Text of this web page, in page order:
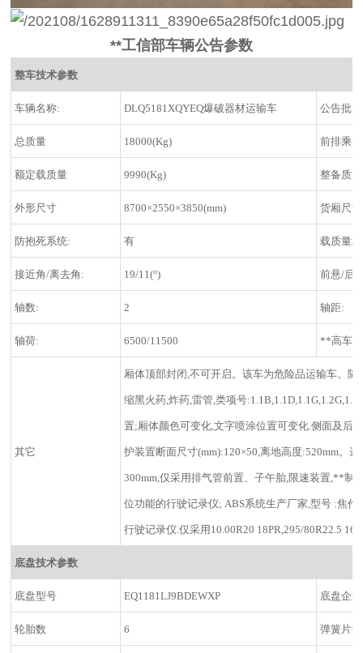
**工信部车辆公告参数
整车技术参数
车辆名称: DLQ5181XQYEQ爆破器材运输车 公告批
总质量 18000(Kg) 前排乘
额定载质量 9990(Kg) 整备质量
外形尺寸 8700×2550×3850(mm) 货厢尺寸
防抱死系统: 有 载质量
接近角/离去角: 19/11(°) 前悬/后
轴数: 2 轴距:
轴荷: 6500/11500 **高车
其它
厢体顶部封闭,不可开启。该车为危险品运输车。
缩黑火药,炸药,雷管,类项号
置;厢体颜色可变化,文字喷涂位置可变化.侧面及后
护装置断面尺寸(mm):120×50,离地高度:520mm。
300mm,仅采用排气管前置、子午胎,限速装置,**制
位功能的行驶记录仪; ABS系统生产厂家,型号 :焦
行驶记录仪.仅采用10.00R20 18PR,295/80R22.5 16/
底盘技术参数
底盘型号 EQ1181LJ9BDEWXP 底盘企
轮胎数 6 弹簧片